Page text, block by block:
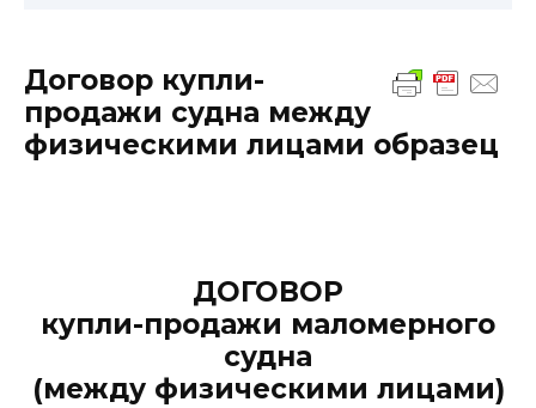
Договор купли-
продажи судна между
физическими лицами образец
ДОГОВОР
купли-продажи маломерного
судна
(между физическими лицами)